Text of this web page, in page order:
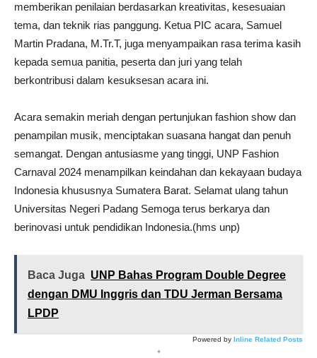
memberikan penilaian berdasarkan kreativitas, kesesuaian
tema, dan teknik rias panggung. Ketua PIC acara, Samuel
Martin Pradana, M.Tr.T, juga menyampaikan rasa terima kasih
kepada semua panitia, peserta dan juri yang telah
berkontribusi dalam kesuksesan acara ini.
Acara semakin meriah dengan pertunjukan fashion show dan
penampilan musik, menciptakan suasana hangat dan penuh
semangat. Dengan antusiasme yang tinggi, UNP Fashion
Carnaval 2024 menampilkan keindahan dan kekayaan budaya
Indonesia khususnya Sumatera Barat. Selamat ulang tahun
Universitas Negeri Padang Semoga terus berkarya dan
berinovasi untuk pendidikan Indonesia.(hms unp)
Baca Juga UNP Bahas Program Double Degree
dengan DMU Inggris dan TDU Jerman Bersama
LPDP
Powered by Inline Related Posts
*